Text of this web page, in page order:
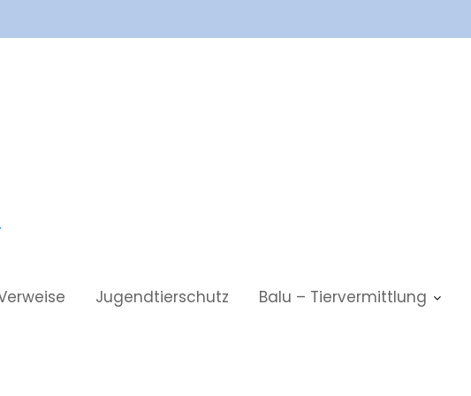
Jugendtierschutz Balu – Tiervermittlung